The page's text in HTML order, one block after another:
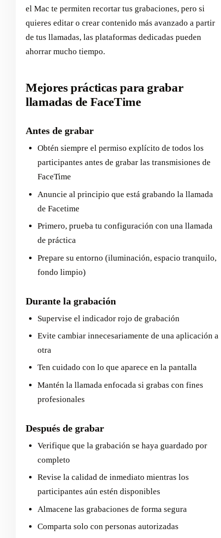
el Mac te permiten recortar tus grabaciones, pero si
quieres editar o crear contenido más avanzado a partir
de tus llamadas, las plataformas dedicadas pueden
ahorrar mucho tiempo.
Mejores prácticas para grabar
llamadas de FaceTime
Antes de grabar
Obtén siempre el permiso explícito de todos los
participantes antes de grabar las transmisiones de
FaceTime
Anuncie al principio que está grabando la llamada
de Facetime
Primero, prueba tu configuración con una llamada
de práctica
Prepare su entorno (iluminación, espacio tranquilo,
fondo limpio)
Durante la grabación
Supervise el indicador rojo de grabación
Evite cambiar innecesariamente de una aplicación a
otra
Ten cuidado con lo que aparece en la pantalla
Mantén la llamada enfocada si grabas con fines
profesionales
Después de grabar
Verifique que la grabación se haya guardado por
completo
Revise la calidad de inmediato mientras los
participantes aún estén disponibles
Almacene las grabaciones de forma segura
Comparta solo con personas autorizadas